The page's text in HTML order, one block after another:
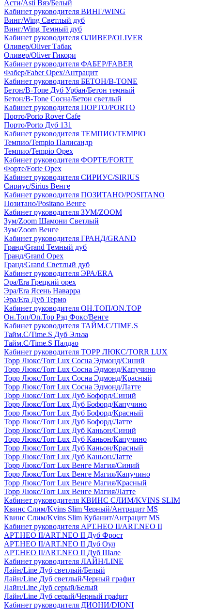
Асти/Asti Вяз/Белый
Кабинет руководителя ВИНГ/WING
Винг/Wing Светлый дуб
Винг/Wing Темный дуб
Кабинет руководителя ОЛИВЕР/OLIVER
Оливер/Oliver Табак
Оливер/Oliver Гикори
Кабинет руководителя ФАБЕР/FABER
Фабер/Faber Орех/Антрацит
Кабинет руководителя БЕТОН/B-TONE
Бетон/B-Tone Дуб Урбан/Бетон темный
Бетон/B-Tone Сосна/Бетон светлый
Кабинет руководителя ПОРТО/PORTO
Порто/Porto Rover Cafe
Порто/Porto Дуб 131
Кабинет руководителя ТЕМПИО/TEMPIO
Темпио/Tempio Палисандр
Темпио/Tempio Орех
Кабинет руководителя ФОРТЕ/FORTE
Форте/Forte Орех
Кабинет руководителя СИРИУС/SIRIUS
Сириус/Sirius Венге
Кабинет руководителя ПОЗИТАНО/POSITANO
Позитано/Positano Венге
Кабинет руководителя ЗУМ/ZOOM
Зум/Zoom Шамони Светлый
Зум/Zoom Венге
Кабинет руководителя ГРАНД/GRAND
Гранд/Grand Темный дуб
Гранд/Grand Орех
Гранд/Grand Светлый дуб
Кабинет руководителя ЭРА/ERA
Эра/Era Грецкий орех
Эра/Era Ясень Наварра
Эра/Era Дуб Термо
Кабинет руководителя ОН.ТОП/ON.TOP
Он.Топ/On.Top Рэд Фокс/Венге
Кабинет руководителя ТАЙМ.С/TIME.S
Тайм.С/Time.S Дуб Эльза
Тайм.С/Time.S Палдао
Кабинет руководителя ТОРР ЛЮКС/TORR LUX
Торр Люкс/Torr Lux Сосна Эдмонд/Синий
Торр Люкс/Torr Lux Сосна Эдмонд/Капучино
Торр Люкс/Torr Lux Сосна Эдмонд/Красный
Торр Люкс/Torr Lux Сосна Эдмонд/Латте
Торр Люкс/Torr Lux Дуб Бофорд/Синий
Торр Люкс/Torr Lux Дуб Бофорд/Капучино
Торр Люкс/Torr Lux Дуб Бофорд/Красный
Торр Люкс/Torr Lux Дуб Бофорд/Латте
Торр Люкс/Torr Lux Дуб Каньон/Синий
Торр Люкс/Torr Lux Дуб Каньон/Капучино
Торр Люкс/Torr Lux Дуб Каньон/Красный
Торр Люкс/Torr Lux Дуб Каньон/Латте
Торр Люкс/Torr Lux Венге Магия/Синий
Торр Люкс/Torr Lux Венге Магия/Капучино
Торр Люкс/Torr Lux Венге Магия/Красный
Торр Люкс/Torr Lux Венге Магия/Латте
Кабинет руководителя КВИНС СЛИМ/KVINS SLIM
Квинс Слим/Kvins Slim Черный/Антрацит MS
Квинс Слим/Kvins Slim Кубанит/Антрацит MS
Кабинет руководителя АРТ.НЕО II/ART.NEO II
АРТ.НЕО II/ART.NEO II Дуб Фрост
АРТ.НЕО II/ART.NEO II Дуб Оул
АРТ.НЕО II/ART.NEO II Дуб Шале
Кабинет руководителя ЛАЙН/LINE
Лайн/Line Дуб светлый/Белый
Лайн/Line Дуб светлый/Черный графит
Лайн/Line Дуб серый/Белый
Лайн/Line Дуб серый/Черный графит
Кабинет руководителя ДИОНИ/DIONI